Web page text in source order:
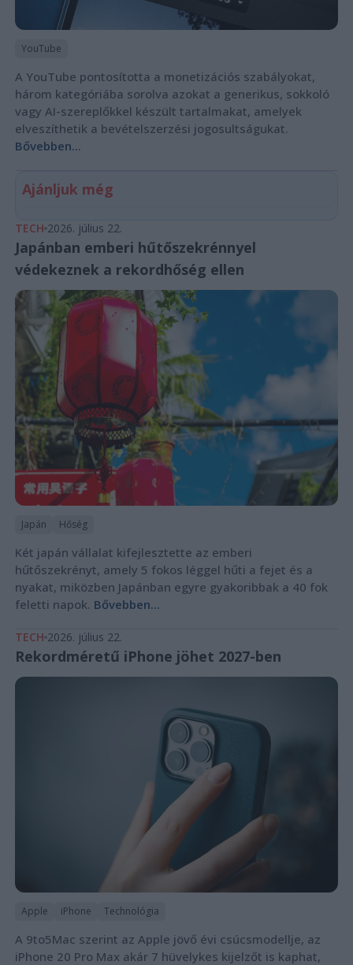
YouTube
A YouTube pontosította a monetizációs szabályokat,
három kategóriába sorolva azokat a generikus, sokkoló
vagy AI-szereplőkkel készült tartalmakat, amelyek
elveszíthetik a bevételszerzési jogosultságukat.
Bővebben...
Ajánljuk még
TECH 2026. július 22.
Japánban emberi hűtőszekrénnyel
védekeznek a rekordhőség ellen
Japán Hőség
Két japán vállalat kifejlesztette az emberi
hűtőszekrényt, amely 5 fokos léggel hűti a fejet és a
nyakat, miközben Japánban egyre gyakoribbak a 40 fok
feletti napok. Bővebben...
TECH 2026. július 22.
Rekordméretű iPhone jöhet 2027-ben
Apple iPhone Technológia
A 9to5Mac szerint az Apple jövő évi csúcsmodellje, az
iPhone 20 Pro Max akár 7 hüvelykes kijelzőt is kaphat,